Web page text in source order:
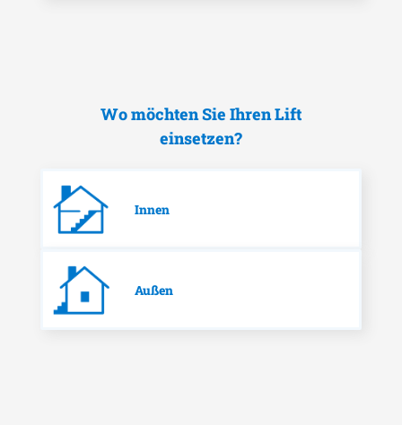
Wo möchten Sie Ihren Lift
einsetzen?
Innen
Außen